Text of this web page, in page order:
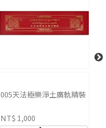
005天法極樂淨土廣軌精裝
NT$ 1,000